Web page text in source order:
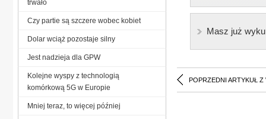
Masz już
POPRZEDNI ARTYKUŁ Z
trwało
Czy partie są szczere wobec kobiet
Dolar wciąż pozostaje silny
Jest nadzieja dla GPW
Kolejne wyspy z technologią
komórkową 5G w Europie
Mniej teraz, to więcej później